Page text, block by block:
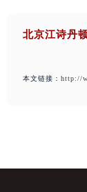
北京江诗丹
本文链接： http://